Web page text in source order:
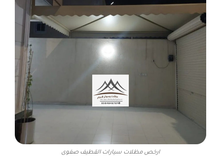
ارخص مظلات سيارات القطيف صفوى